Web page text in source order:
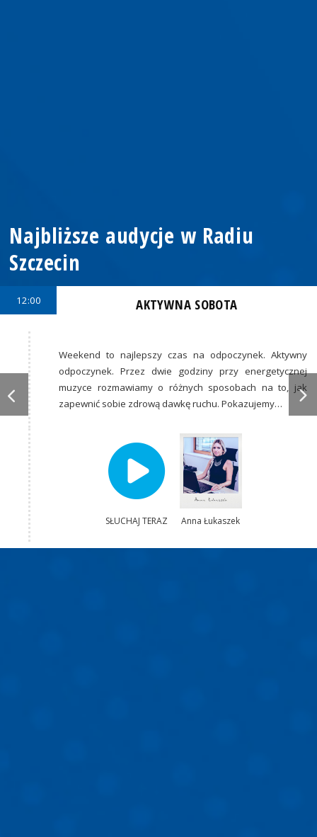
Najbliższe audycje w Radiu
Szczecin
12:00 AKTYWNA SOBOTA
Weekend to najlepszy czas na odpoczynek. Aktywny
odpoczynek. Przez dwie godziny przy energetycznej
muzyce rozmawiamy o różnych sposobach na to, jak
zapewnić sobie zdrową dawkę ruchu. Pokazujemy…
SŁUCHAJ TERAZ Anna Łukaszek